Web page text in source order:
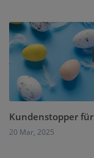
Kundenstopper
20 Mar, 2025